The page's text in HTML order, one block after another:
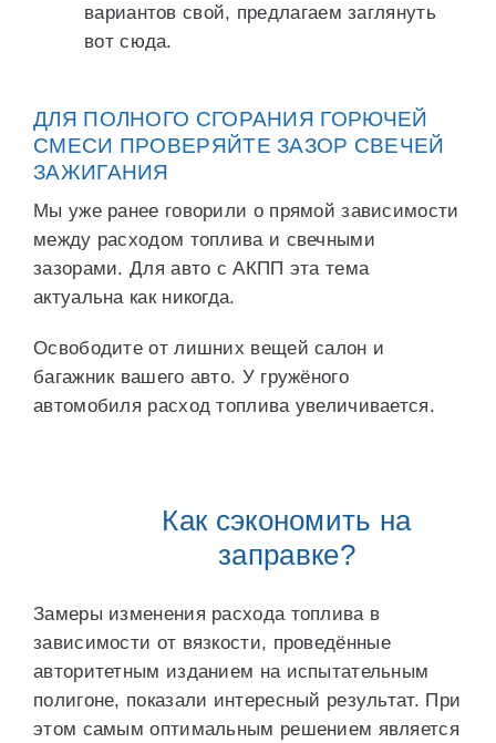
вариантов свой, предлагаем заглянуть
вот сюда.
ДЛЯ ПОЛНОГО СГОРАНИЯ ГОРЮЧЕЙ
СМЕСИ ПРОВЕРЯЙТЕ ЗАЗОР СВЕЧЕЙ
ЗАЖИГАНИЯ
Мы уже ранее говорили о прямой зависимости
между расходом топлива и свечными
зазорами. Для авто с АКПП эта тема
актуальна как никогда.
Освободите от лишних вещей салон и
багажник вашего авто. У гружёного
автомобиля расход топлива увеличивается.
Как сэкономить на
заправке?
Замеры изменения расхода топлива в
зависимости от вязкости, проведённые
авторитетным изданием на испытательным
полигоне, показали интересный результат. При
этом самым оптимальным решением является